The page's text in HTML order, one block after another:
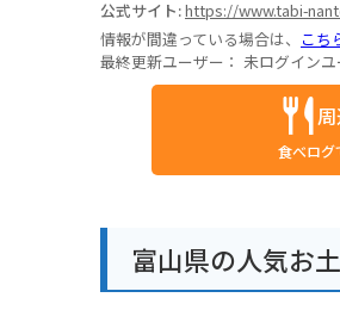
公式サイト:https://www.tabi-
情報が間違っている場合は、 こち
最終更新ユーザー： 未ログイン
食べログ
富山県の人気お